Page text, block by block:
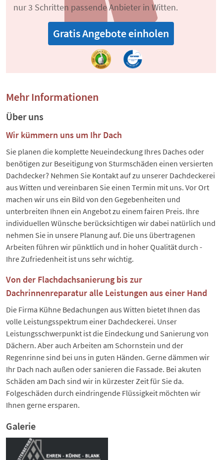
nur 3 Schritten passende Anbieter in Witten.
Gratis Angebote einholen
Mehr Informationen
Über uns
Wir kümmern uns um Ihr Dach
Sie planen die komplette Neueindeckung Ihres Daches oder
benötigen zur Beseitigung von Sturmschäden einen versierten
Dachdecker? Nehmen Sie Kontakt auf zu unserer Dachdeckerei
aus Witten und vereinbaren Sie einen Termin mit uns. Vor Ort
machen wir uns ein Bild von den Gegebenheiten und
unterbreiten Ihnen ein Angebot zu einem fairen Preis. Ihre
individuellen Wünsche berücksichtigen wir dabei natürlich und
nehmen Sie in unsere Planung auf. Die uns übertragenen
Arbeiten führen wir pünktlich und in hoher Qualität durch -
Ihre Zufriedenheit ist uns sehr wichtig.
Von der Flachdachsanierung bis zur
Dachrinnenreparatur alle Leistungen aus einer Hand
Die Firma Kühne Bedachungen aus Witten bietet Ihnen das
volle Leistungsspektrum einer Dachdeckerei. Unser
Leistungsschwerpunkt ist die Eindeckung und Sanierung von
Dächern. Aber auch Arbeiten am Schornstein und der
Regenrinne sind bei uns in guten Händen. Gerne dämmen wir
Ihr Dach nach außen oder sanieren die Fassade. Bei akuten
Schäden am Dach sind wir in kürzester Zeit für Sie da.
Folgeschäden durch eindringende Flüssigkeit möchten wir
Ihnen gerne ersparen.
Galerie